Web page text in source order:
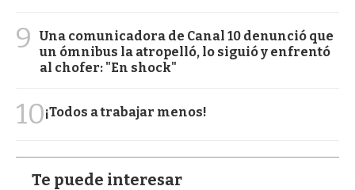
9
Una comunicadora de Canal 10 denunció que
un ómnibus la atropelló, lo siguió y enfrentó
al chofer: "En shock"
10¡Todos a trabajar menos!
Te puede interesar